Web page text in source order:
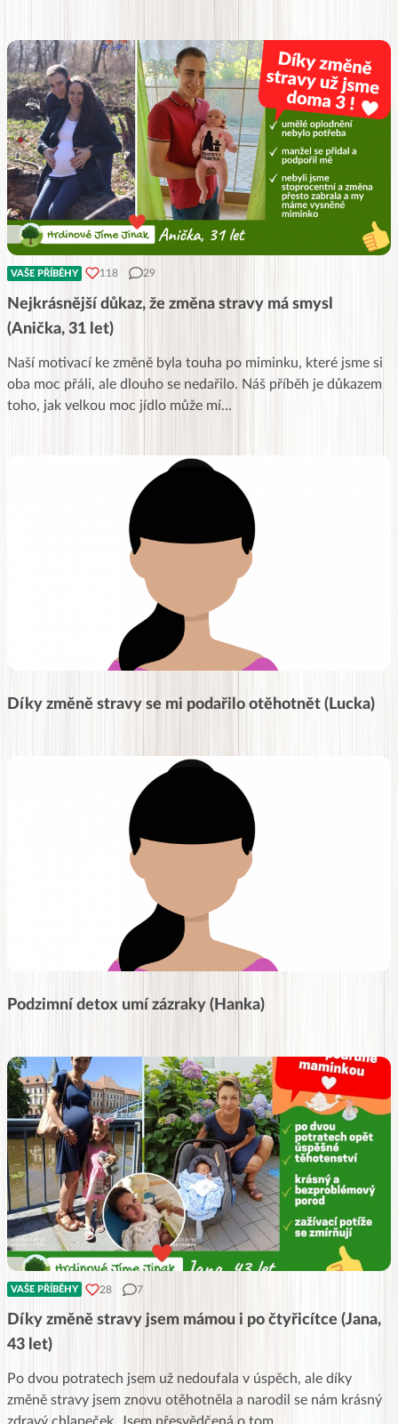
VAŠE PŘÍBĚHY 118 29
Nejkrásnější důkaz, že změna stravy má smysl
(Anička, 31 let)
Naší motivací ke změně byla touha po miminku, které jsme si
oba moc přáli, ale dlouho se nedařilo. Náš příběh je důkazem
toho, jak velkou moc jídlo může mí...
Díky změně stravy se mi podařilo otěhotnět (Lucka)
Podzimní detox umí zázraky (Hanka)
VAŠE PŘÍBĚHY 28 7
Díky změně stravy jsem mámou i po čtyřicítce (Jana,
43 let)
Po dvou potratech jsem už nedoufala v úspěch, ale díky
změně stravy jsem znovu otěhotněla a narodil se nám krásný